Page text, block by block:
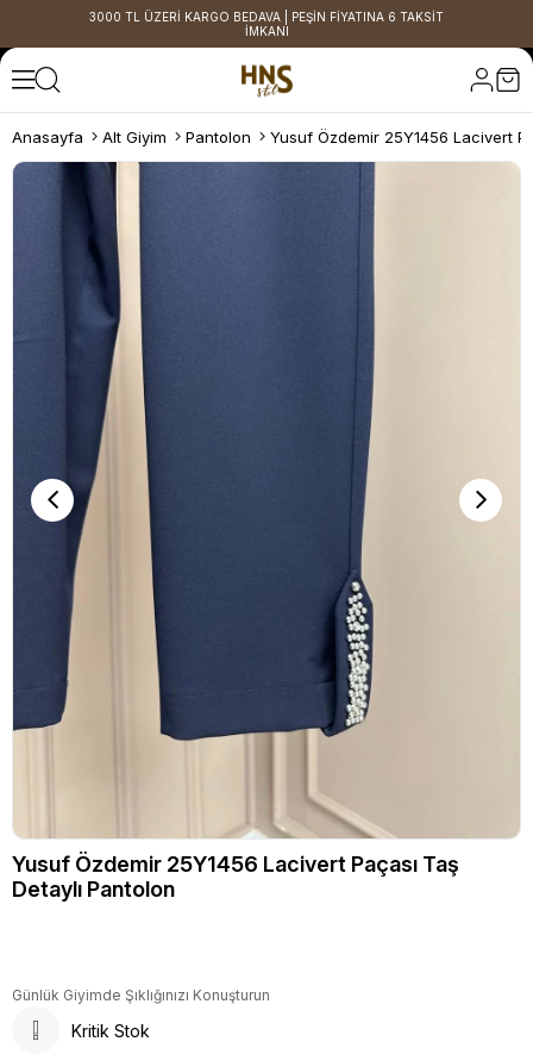
3000 TL ÜZERİ KARGO BEDAVA | PEŞİN FİYATINA 6 TAKSİT
İMKANI
Anasayfa Alt Giyim Pantolon
Yusuf Özdemir 25Y1456 Lacivert Paçası Taş
Detaylı Pantolon
Günlük Giyimde Şıklığınızı Konuşturun
Kritik Stok